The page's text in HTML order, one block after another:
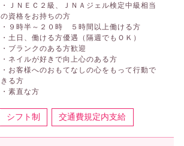
・ＪＮＥＣ２級、ＪＮＡジェル検定中級相当
の資格をお持ちの方
・９時半～２０時 ５時間以上働ける方
・土日、働ける方優遇（隔週でもＯＫ）
・ブランクのある方歓迎
・ネイルが好きで向上心のある方
・お客様へのおもてなしの心をもって行動で
きる方
・素直な方
シフト制 交通費規定内支給